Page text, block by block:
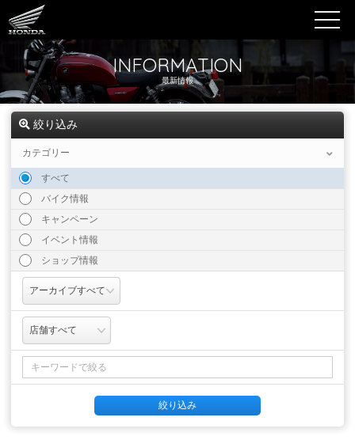
INFORMATION
最新情報
絞り込み
カテゴリー
すべて
バイク情報
キャンペーン
イベント情報
ショップ情報